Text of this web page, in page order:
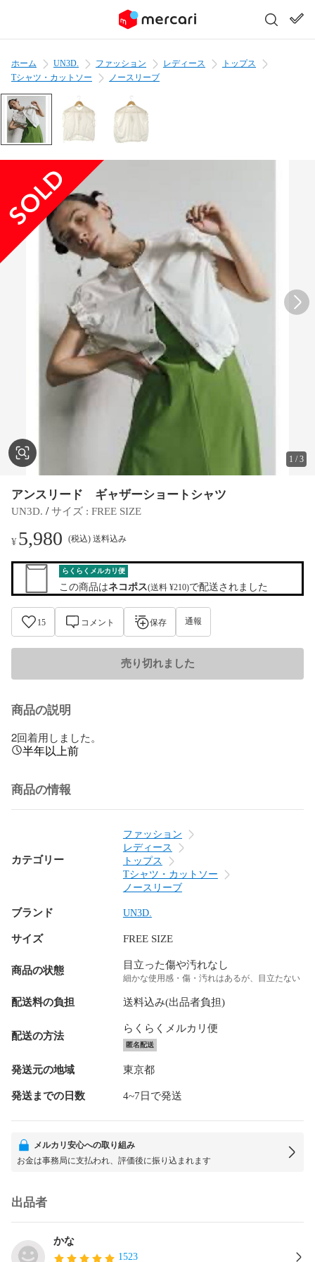
ホーム UN3D. ファッション レディース
トップス
Tシャツ・カットソー
ノースリーブ
1 /3
アンスリード ギャザーショートシャツ
UN3D. / サイズ : FREE SIZE
¥5,980 (税込) 送料込み
らくらくメルカリ便
この商品はネコポス(送料 ¥210)で配送されました
15 コメント 保存 通報
売り切れました
商品の説明
2回着用しました。
半年以上前
商品の情報
カテゴリー
ファッション
レディース
トップス
Tシャツ・カットソー
ノースリーブ
ブランド UN3D.
サイズ FREE SIZE
商品の状態 目立った傷や汚れなし
細かな使用感・傷・汚れはあるが、目立たない
配送料の負担 送料込み(出品者負担)
配送の方法
らくらくメルカリ便
匿名配送
発送元の地域 東京都
発送までの日数 4~7日で発送
メルカリ安心への取り組み
お金は事務局に支払われ、評価後に振り込まれます
出品者
かな
1523